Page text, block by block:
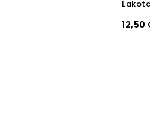
12,50